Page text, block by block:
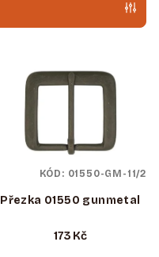
Přezka 01550 gunmetal
173 Kč
KÓD: 01550-GM-11/2